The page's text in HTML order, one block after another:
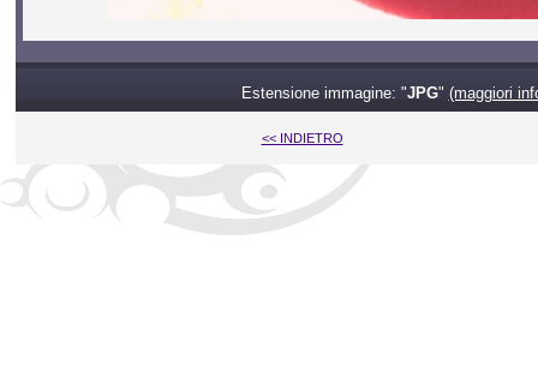
Estensione immagine: "JPG" (maggiori
<< INDIETRO